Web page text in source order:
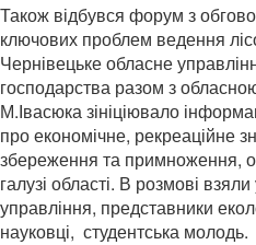
Також відбувся форум з
ключових проблем ведення
Чернівецьке обласне
господарства разом з
М.Івасюка зініціювало
про економічне, рекреаційне
збереження та примноження,
галузі області. В розмові
управління, представники
науковці, студентська молодь.